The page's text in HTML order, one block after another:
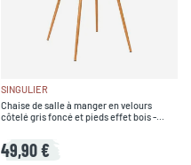
SINGULIER
Chaise de salle à manger en velours
côtelé gris foncé et pieds effet bois -
49,90 €